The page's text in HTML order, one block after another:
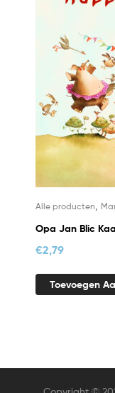
Alle producten
Opa Jan Blic
€2,79
Toevoegen